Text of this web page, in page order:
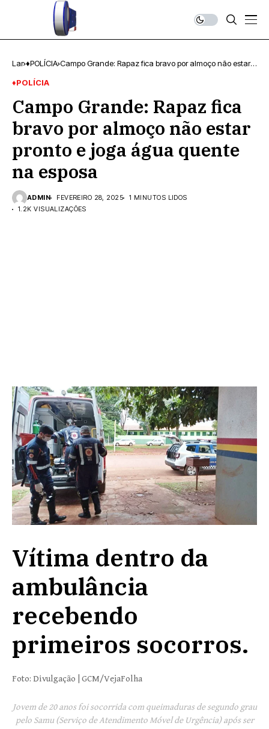
Lar ♦POLÍCIA Campo Grande: Rapaz fica bravo por almoço não estar
♦POLÍCIA
Campo Grande: Rapaz fica
bravo por almoço não estar
pronto e joga água quente
na esposa
ADMIN FEVEREIRO 28, 2025
1 MINUTOS LIDOS
1.2K VISUALIZAÇÕES
Vítima dentro da
ambulância
recebendo
primeiros socorros.
Foto: Divulgação | GCM/VejaFolha
Jovem de 20 anos foi socorrida com queimaduras de segundo grau
pelo Samu (Serviço de Atendimento Móvel de Urgência) após ser